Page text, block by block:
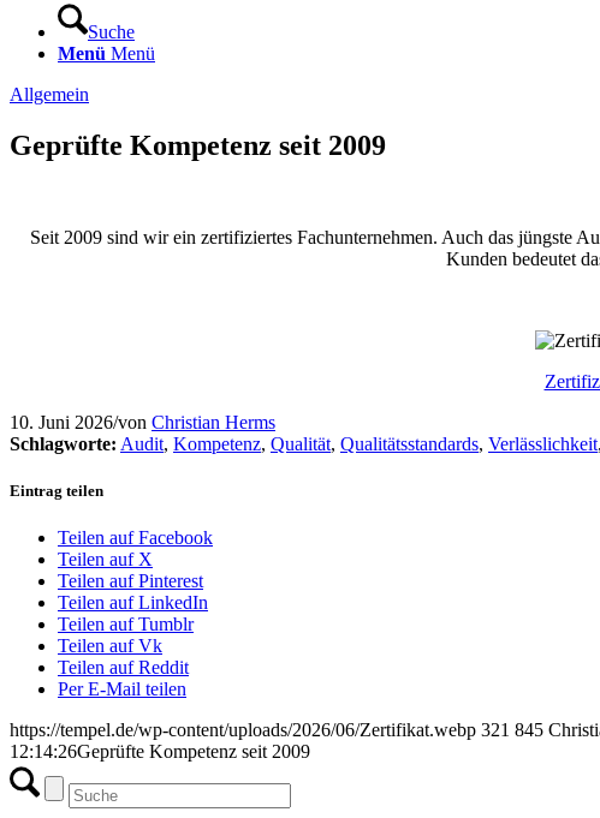
Suche
Menü Menü
Allgemein
Geprüfte Kompetenz seit 2009
Seit 2009 sind wir ein zertifiziertes Fachunternehmen. Auch das jüngste
Kunden bedeutet
10. Juni 2026/von Christian Herms
Schlagworte: Audit, Kompetenz, Qualität, Qualitätsstandards, Verlässlichkeit,
Eintrag teilen
Teilen auf Facebook
Teilen auf X
Teilen auf Pinterest
Teilen auf LinkedIn
Teilen auf Tumblr
Teilen auf Vk
Teilen auf Reddit
Per E-Mail teilen
https://tempel.de/wp-content/uploads/2026/06/Zertifikat.webp 321 845
12:14:26Geprüfte Kompetenz seit 2009